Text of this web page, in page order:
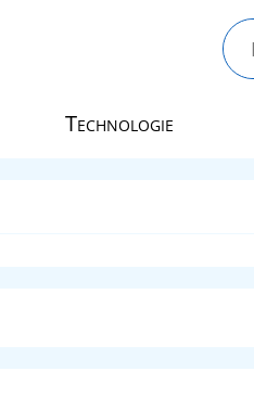
Technologie